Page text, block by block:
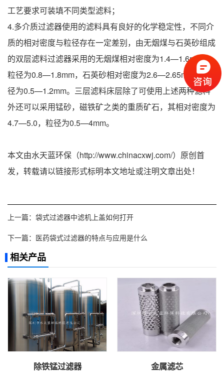
工艺要求可装填不同类型滤料；
4.多介质过滤器使用的滤料具有良好的化学稳定性，不同介
质的相对密度与粒径存在一定差别，由无烟煤与石英砂组成
的双层滤料过滤器采用的无烟煤相对密度为1.4—1.6mm，
粒径为0.8—1.8mm，石英砂相对密度为2.6—2.65mm，粒
径为0.5—1.2mm。三层滤料床层除了可使用上述两种滤料
外还可以采用锰砂，磁铁矿之类的重质矿石，其相对密度为
4.7—5.0，粒径为0.5—4mm。
本文由水天蓝环保（http://www.chinacxwj.com/）原创首
发，转载请以链接形式标明本文地址或注明文章出处！
上一篇： 袋式过滤器中滤机上盖如何打开
下一篇： 医药袋式过滤器的特点与应用是什么
相关产品
除铁锰过滤器 金属滤芯